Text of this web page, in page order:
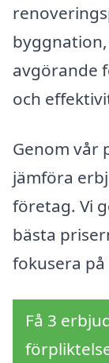
avgörande
och
Genom vår
jämföra
företag. Vi
bästa
fokusera
Få 3